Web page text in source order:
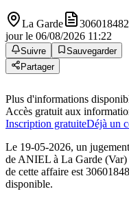
La Garde 306018482
jour le 06/08/2026 11:22
Suivre
Sauvegarder
Partager
Plus d'informations
Accès gratuit aux
Inscription gratuiteDéjà un
Le 19-05-2026, un
de ANIEL à La Garde (Var)
de cette affaire est
disponible.